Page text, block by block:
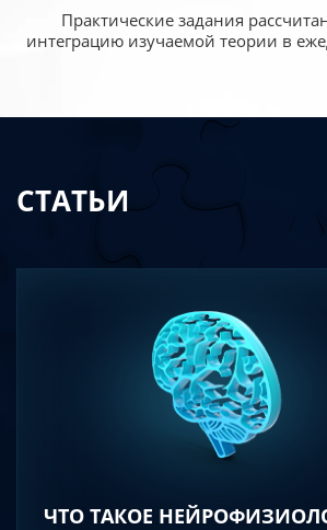
Практические задания
интеграцию изучаемой теории в
СТАТЬИ
ЧТО ТАКОЕ